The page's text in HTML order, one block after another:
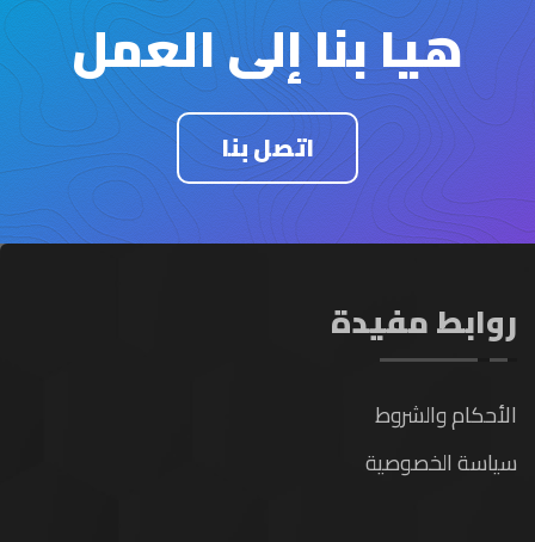
هيا بنا إلى العمل
اتصل بنا
روابط مفيدة
الأحكام والشروط
سياسة الخصوصية